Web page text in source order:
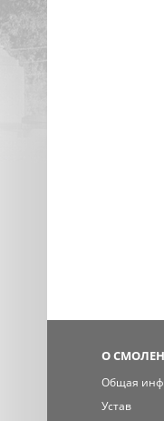
О
Общая
Устав